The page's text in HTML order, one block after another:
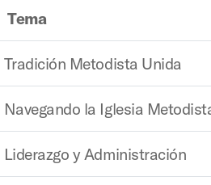
Tema
Tradición Metodista Unida
Navegando la Iglesia
Liderazgo y Administración